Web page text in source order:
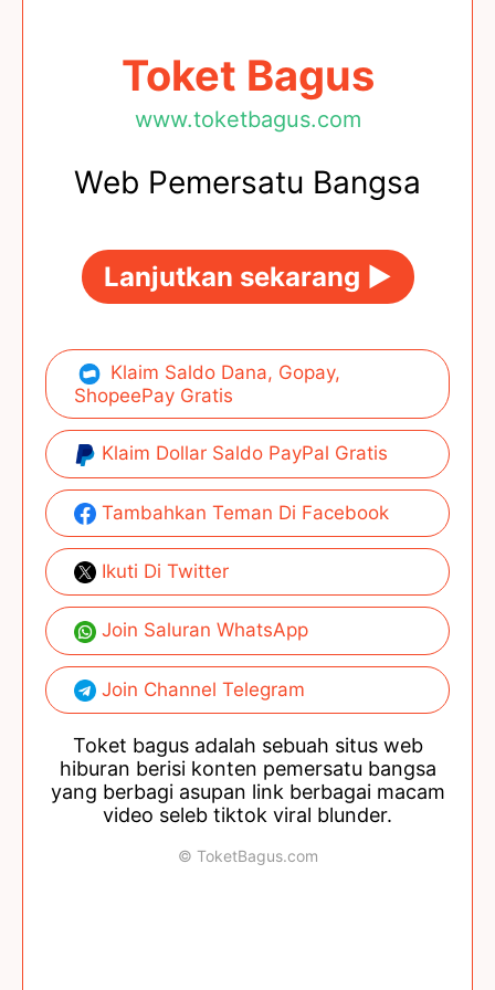
Toket Bagus
www.toketbagus.com
Web Pemersatu Bangsa
Lanjutkan sekarang ►
Klaim Saldo Dana, Gopay,
ShopeePay Gratis
Klaim Dollar Saldo PayPal Gratis
Tambahkan Teman Di Facebook
Ikuti Di Twitter
Join Saluran WhatsApp
Join Channel Telegram
Toket bagus adalah sebuah situs web
hiburan berisi konten pemersatu bangsa
yang berbagi asupan link berbagai macam
video seleb tiktok viral blunder.
© ToketBagus.com